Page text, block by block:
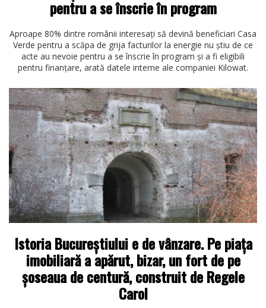
pentru a se înscrie în program
Aproape 80% dintre românii interesați să devină beneficiari Casa
Verde pentru a scăpa de grija facturilor la energie nu știu de ce
acte au nevoie pentru a se înscrie în program și a fi eligibili
pentru finanțare, arată datele interne ale companiei Kilowat.
Istoria Bucureștiului e de vânzare. Pe piața
imobiliară a apărut, bizar, un fort de pe
șoseaua de centură, construit de Regele
Carol